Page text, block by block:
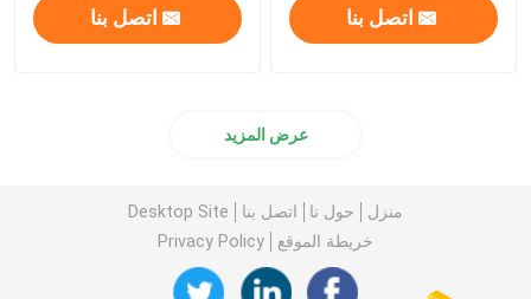
اتصل بنا اتصل بنا
عرض المزيد
منزل حول نا اتصل بنا
Desktop Site
خريطة الموقع
Privacy Policy